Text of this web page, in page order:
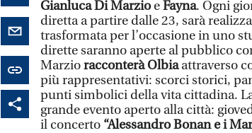
Gianluca Di MarzioeFayna. Ogni
diretta a partire dalle 23, sarà
trasformata per l’occasione in uno
dirette saranno aperte al pubblico
Marzioracconterà Olbiaattraverso
più rappresentativi: scorci storici,
punti simbolici della vita cittadina.
grande evento aperto alla città:
il concerto “Alessandro Bonan e i